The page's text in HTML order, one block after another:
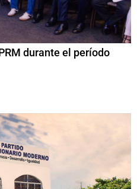
durante el período